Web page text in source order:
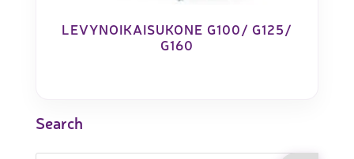
LEVYNOIKAISUKONE G100/ G125/
G160
Search